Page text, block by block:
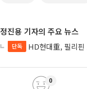
정진용 기자의 주요 뉴스
단독 HD현대重, 필리핀
0